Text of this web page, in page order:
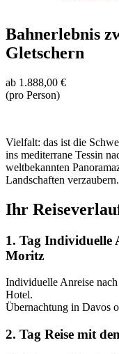
Bahnerlebnis
Gletschern
ab 1.888,00 €
(pro Person)
Vielfalt: das ist die
ins mediterrane Tessin
weltbekannten
Landschaften verzaubern.
Ihr
1. Tag Individuelle
Moritz
Individuelle Anreise
Hotel.
Übernachtung in Davos
2. Tag Reise mit